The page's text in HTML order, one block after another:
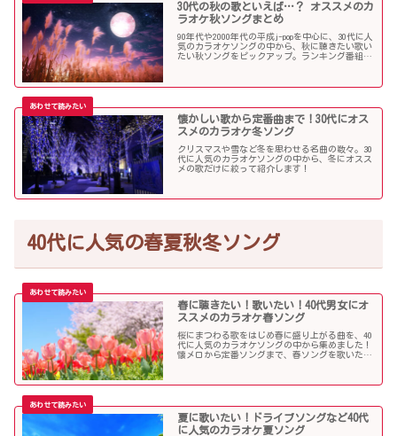
30代の秋の歌といえば…？ オススメのカ
ラオケ秋ソングまとめ
90年代や2000年代の平成j-popを中心に、30代に人
気のカラオケソングの中から、秋に聴きたい歌い
たい秋ソングをピックアップ。ランキング番組で
懐かしい歌から定番曲まで！30代にオス
スメのカラオケ冬ソング
クリスマスや雪など冬を思わせる名曲の数々。30
代に人気のカラオケソングの中から、冬にオスス
メの歌だけに絞って紹介します！
40代に人気の春夏秋冬ソング
春に聴きたい！歌いたい！40代男女にオ
ススメのカラオケ春ソング
桜にまつわる歌をはじめ春に盛り上がる曲を、40
代に人気のカラオケソングの中から集めました！
懐メロから定番ソングまで、春ソングを歌いたい
夏に歌いたい！ドライブソングなど40代
に人気のカラオケ夏ソング